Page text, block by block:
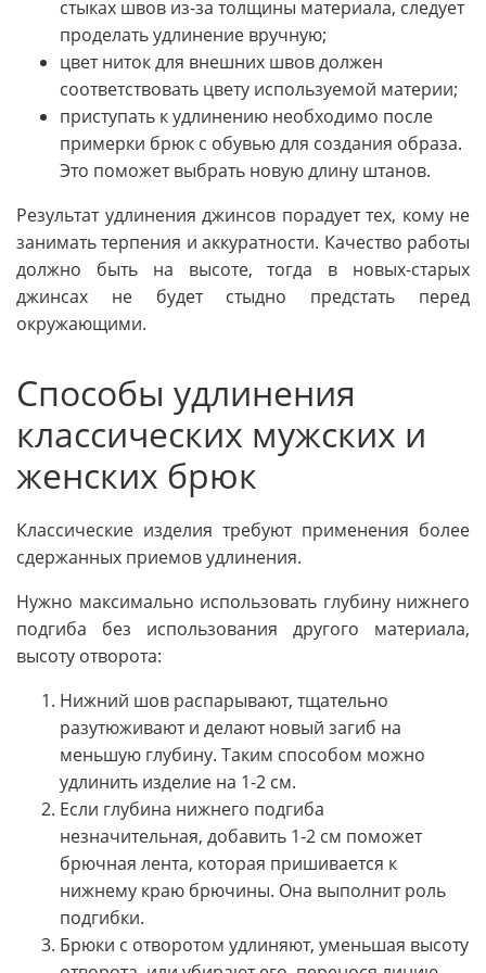
стыках швов из-за толщины материала, следует
проделать удлинение вручную;
цвет ниток для внешних швов должен
соответствовать цвету используемой материи;
приступать к удлинению необходимо после
примерки брюк с обувью для создания образа.
Это поможет выбрать новую длину штанов.
Результат удлинения джинсов порадует тех, кому не
занимать терпения и аккуратности. Качество работы
должно быть на высоте, тогда в новых-старых
джинсах не будет стыдно предстать перед
окружающими.
Способы удлинения
классических мужских и
женских брюк
Классические изделия требуют применения более
сдержанных приемов удлинения.
Нужно максимально использовать глубину нижнего
подгиба без использования другого материала,
высоту отворота:
Нижний шов распарывают, тщательно
разутюживают и делают новый загиб на
меньшую глубину. Таким способом можно
удлинить изделие на 1-2 см.
Если глубина нижнего подгиба
незначительная, добавить 1-2 см поможет
брючная лента, которая пришивается к
нижнему краю брючины. Она выполнит роль
подгибки.
Брюки с отворотом удлиняют, уменьшая высоту